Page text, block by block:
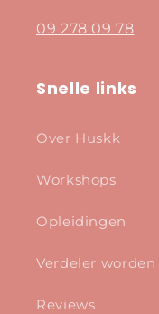
09 278 09 78
Snelle links
Over Huskk
Workshops
Opleidingen
Verdeler worden
Reviews